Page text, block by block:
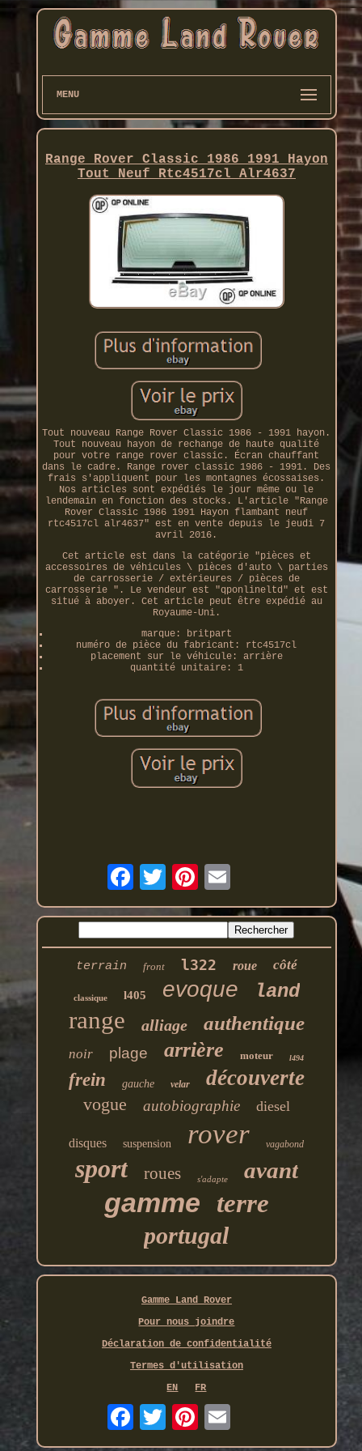
MENU
Range Rover Classic 1986 1991 Hayon
Tout Neuf Rtc4517cl Alr4637
Tout nouveau Range Rover Classic 1986 - 1991 hayon.
Tout nouveau hayon de rechange de haute qualité
pour votre range rover classic. Écran chauffant
dans le cadre. Range rover classic 1986 - 1991. Des
frais s'appliquent pour les montagnes écossaises.
Nos articles sont expédiés le jour même ou le
lendemain en fonction des stocks. L'article "Range
Rover Classic 1986 1991 Hayon flambant neuf
rtc4517cl alr4637" est en vente depuis le jeudi 7
avril 2016.
Cet article est dans la catégorie "pièces et
accessoires de véhicules \ pièces d'auto \ parties
de carrosserie / extérieures / pièces de
carrosserie ". Le vendeur est "qponlineltd" et est
situé à aboyer. Cet article peut être expédié au
Royaume-Uni.
marque: britpart
numéro de pièce du fabricant: rtc4517cl
placement sur le véhicule: arrière
quantité unitaire: 1
terrain front l322 roue côté
classique l405 evoque land
range alliage authentique
noir plage arrière moteur l494
frein gauche velar découverte
vogue autobiographie diesel
disques suspension rover vagabond
sport roues s'adapte avant
gamme terre
portugal
Gamme Land Rover
Pour nous joindre
Déclaration de confidentialité
Termes d'utilisation
EN
FR